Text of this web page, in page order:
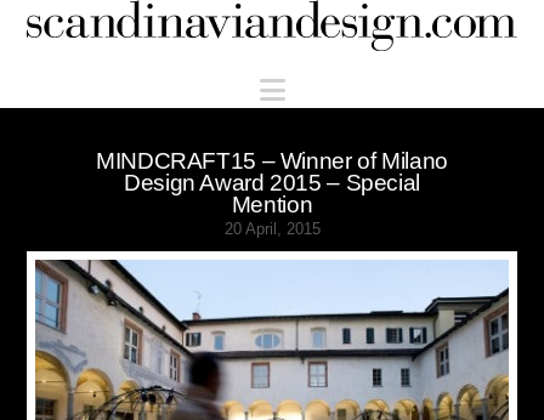
Scandinaviandesign.com
Navigation
MINDCRAFT15 – Winner of Milano
Design Award 2015 – Special
Mention
20 April, 2015